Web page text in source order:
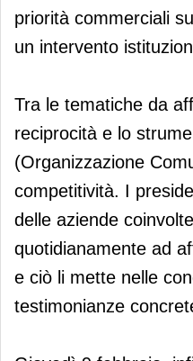
priorità commerciali
un intervento
Tra le tematiche da
reciprocità e lo
(Organizzazione
competitività. I
delle aziende
quotidianamente ad
e ciò li mette nelle
testimonianze